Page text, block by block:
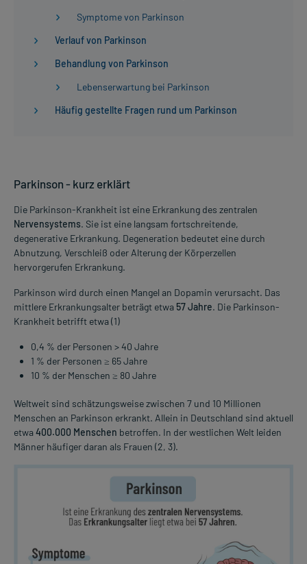
Symptome von Parkinson
Verlauf von Parkinson
Behandlung von Parkinson
Lebenserwartung bei Parkinson
Häufig gestellte Fragen rund um Parkinson
Parkinson - kurz erklärt
Die Parkinson-Krankheit ist eine Erkrankung des zentralen
Nervensystems. Sie ist eine langsam fortschreitende,
degenerative Erkrankung. Degeneration bedeutet eine durch
Abnutzung, Verschleiß oder Alterung der Körperzellen
hervorgerufen Erkrankung.
Parkinson wird durch einen Mangel an Dopamin verursacht. Das
mittlere Erkrankungsalter beträgt etwa 57 Jahre. Die Parkinson-
Krankheit betrifft etwa (1)
0,4 % der Personen > 40 Jahre
1 % der Personen ≥ 65 Jahre
10 % der Menschen ≥ 80 Jahre
Weltweit sind schätzungsweise zwischen 7 und 10 Millionen
Menschen an Parkinson erkrankt. Allein in Deutschland sind aktuell
etwa400.000 Menschen betroffen. In der westlichen Welt leiden
Männer häufiger daran als Frauen (2, 3).